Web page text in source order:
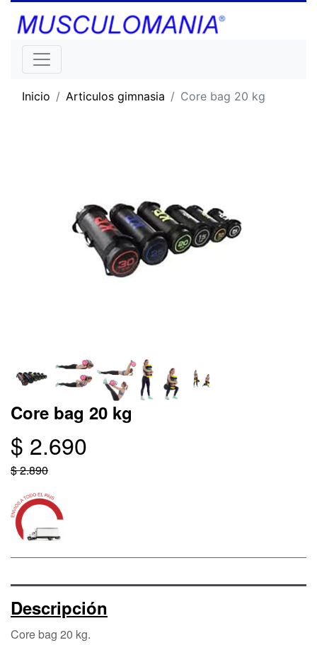
Inicio Articulos gimnasia Core bag 20 kg
Core bag 20 kg
$ 2.690
$ 2.890
Descripción
Core bag 20 kg.